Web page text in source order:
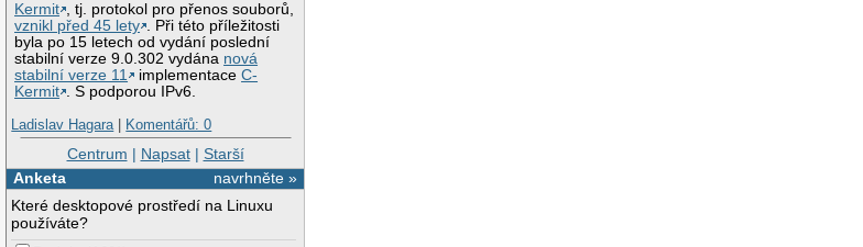
Kermit , tj. protokol pro přenos souborů,
vznikl před 45 lety . Při této příležitosti
byla po 15 letech od vydání poslední
stabilní verze 9.0.302 vydána nová
stabilní verze 11
implementaceC-
Kermit . S podporou IPv6.
Ladislav Hagara| Komentářů: 0
Centrum | Napsat| Starší
navrhněte »
Anketa
Které desktopové prostředí na Linuxu
používáte?